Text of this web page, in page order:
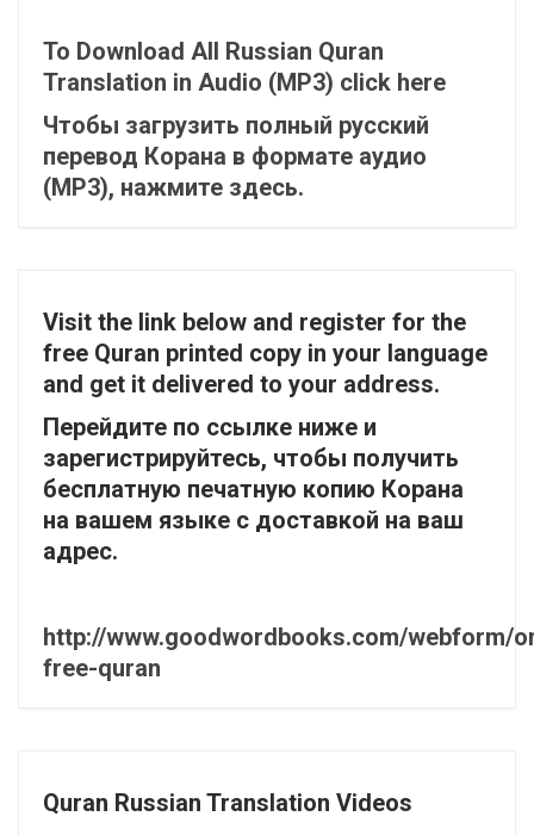
To Download All Russian Quran
Translation in Audio (MP3) click here
Чтобы загрузить полный русский
перевод Корана в формате аудио
(MP3), нажмите здесь.
Visit the link below and register for the
free Quran printed copy in your language
and get it delivered to your address.
Перейдите по ссылке ниже и
зарегистрируйтесь, чтобы получить
бесплатную печатную копию Корана
на вашем языке с доставкой на ваш
адрес.
http://www.goodwordbooks.com/webform/
free-quran
Quran Russian Translation Videos